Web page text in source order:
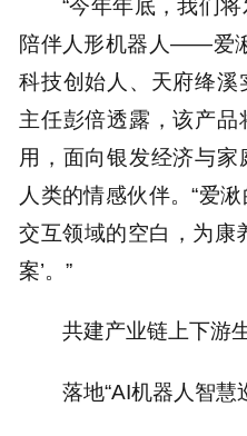
“今年年底，我们
陪伴人形机器人——爱
科技创始人、天府绛
主任彭倍透露，该产
用，面向银发经济与
人类的情感伙伴。“爱
交互领域的空白，为康
案’。”
共建产业链上下游
落地“AI机器人智慧